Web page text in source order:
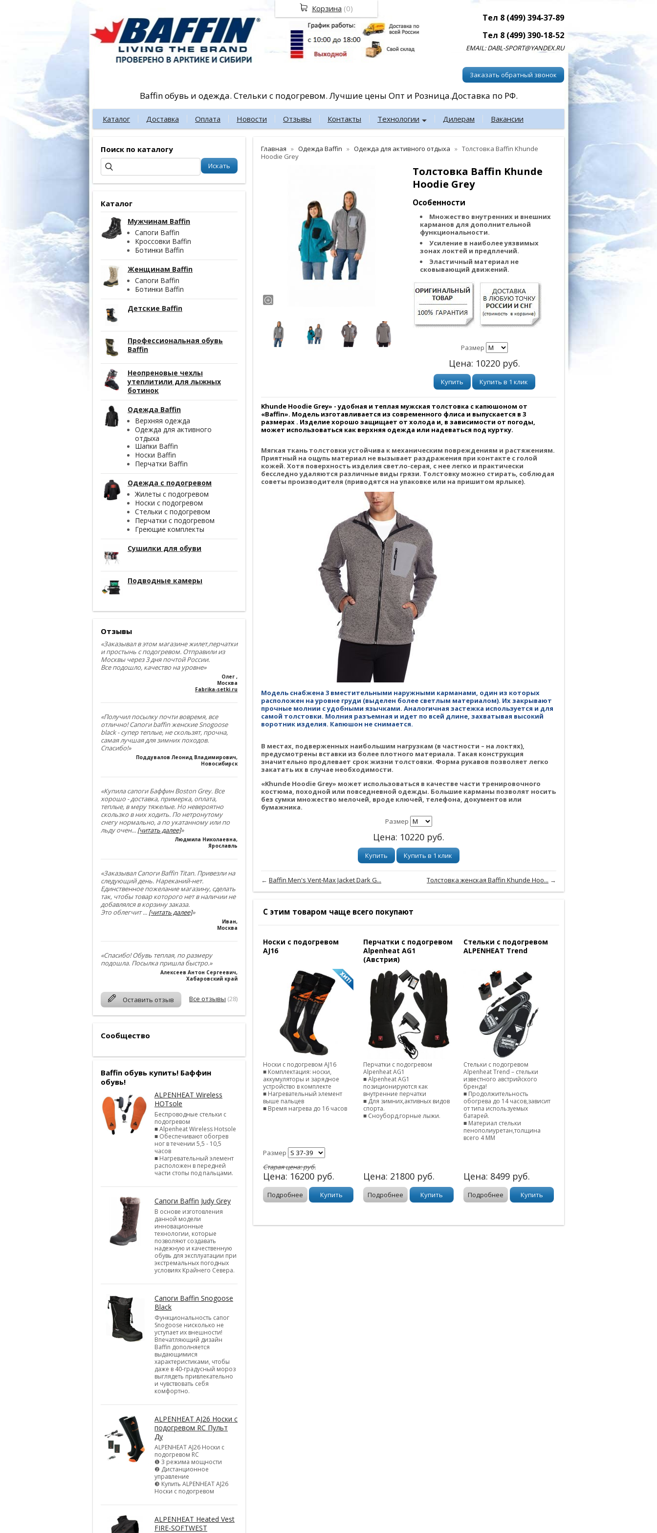
Тел 8 (499) 394-37-89
Тел 8 (499) 390-18-52
EMAIL: DABL-SPORT@YANDEX.RU
Заказать обратный звонок
Baffin обувь и одежда. Стельки с подогревом. Лучшие цены Опт и Розница.Доставка по РФ.
Каталог Доставка Оплата Новости Отзывы Контакты Технологии Дилерам Вакансии
Поиск по каталогу
Каталог
Мужчинам Baffin
Сапоги Baffin
Кроссовки Baffin
Ботинки Baffin
Женщинам Baffin
Сапоги Baffin
Ботинки Baffin
Детские Baffin
Профессиональная обувь
Baffin
Неопреновые чехлы
утеплитили для лыжных
ботинок
Одежда Baffin
Верхняя одежда
Одежда для активного
отдыха
Шапки Baffin
Носки Baffin
Перчатки Baffin
Одежда с подогревом
Жилеты с подогревом
Носки с подогревом
Стельки с подогревом
Перчатки с подогревом
Греющие комплекты
Сушилки для обуви
Подводные камеры
Отзывы
«Заказывал в этом магазине жилет,перчатки
и простынь с подогревом. Отправили из
Москвы через 3 дня почтой России.
Все подошло, качество на уровне»
Олег ,
Москва
Fabrika-setki.ru
«Получил посылку почти вовремя, все
отлично! Сапоги baffin женские Snogoose
black - супер теплые, не скользят, прочна,
самая лучшая для зимних походов.
Спасибо!»
Поддувалов Леонид Владимирович,
Новосибирск
«Купила сапоги Баффин Boston Grey. Все
хорошо - доставка, примерка, оплата,
теплые, в меру тяжелые. Но невероятно
скользко в них ходить. По нетронутому
снегу нормально, а по укатанному или по
льду очен... [читать далее]»
Людмила Николаевна,
Ярославль
«Заказывал Сапоги Baffin Titan. Привезли на
следующий день. Нареканий-нет.
Единственное пожелание магазину, сделать
так, чтобы товар которого нет в наличии не
добавлялся в корзину заказа.
Это облегчит... [читать далее]»
Иван,
Москва
«Спасибо! Обувь теплая, по размеру
подошла. Посылка пришла быстро.»
Алексеев Антон Сергеевич,
Хабаровский край
Оставить отзыв Все отзывы (28)
Сообщество
Baffin обувь купить! Баффин
обувь!
ALPENHEAT Wireless
HOTsole
Беспроводные стельки с
подогревом
■ Alpenheat Wireless Hotsole
■ Обеспечивают обогрев
ног в течении 5,5 - 10,5
часов
■ Нагревательный элемент
расположен в передней
части стопы под пальцами.
Сапоги Baffin Judy Grey
В основе изготовления
данной модели
инновационные
технологии, которые
позволяют создавать
надежную и качественную
обувь для эксплуатации при
экстремальных погодных
условиях Крайнего Севера.
Сапоги Baffin Snogoose
Black
Функциональность сапог
Snogoose нисколько не
уступает их внешности!
Впечатляющий дизайн
Baffin дополняется
выдающимися
характеристиками, чтобы
даже в 40-градусный мороз
выглядеть привлекательно
и чувствовать себя
комфортно.
ALPENHEAT AJ26 Носки с
подогревом RC Пульт
Ду
ALPENHEAT AJ26 Носки с
подогревом RC
❶ 3 режима мощности
❷ Дистанционное
управление
❸ Купить ALPENHEAT AJ26
Носки с подогревом
ALPENHEAT Heated Vest
FIRE-SOFTWEST
Главная Одежда Baffin Одежда для активного отдыха
Толстовка Baffin Khunde
Hoodie Grey
Толстовка Baffin Khunde
Hoodie Grey
Особенности
Множество внутренних и внешних
карманов для дополнительной
функциональности.
Усиление в наиболее уязвимых
зонах локтей и предплечий.
Эластичный материал не
сковывающий движений.
Размер
Цена: 10220 руб.
Купить Купить в 1 клик
Khunde Hoodie Grey» - удобная и теплая мужская толстовка с капюшоном от
«Baffin». Модель изготавливается из современного флиса и выпускается в 3
размерах . Изделие хорошо защищает от холода и, в зависимости от погоды,
может использоваться как верхняя одежда или надеваться под куртку.
Мягкая ткань толстовки устойчива к механическим повреждениям и растяжениям.
Приятный на ощупь материал не вызывает раздражения при контакте с голой
кожей. Хотя поверхность изделия светло-серая, с нее легко и практически
бесследно удаляются различные виды грязи. Толстовку можно стирать, соблюдая
советы производителя (приводятся на упаковке или на пришитом ярлыке).
Модель снабжена 3 вместительными наружными карманами, один из которых
расположен на уровне груди (выделен более светлым материалом). Их закрывают
прочные молнии с удобными язычками. Аналогичная застежка используется и для
самой толстовки. Молния разъемная и идет по всей длине, захватывая высокий
воротник изделия. Капюшон не снимается.
В местах, подверженных наибольшим нагрузкам (в частности – на локтях),
предусмотрены вставки из более плотного материала. Такая конструкция
значительно продлевает срок жизни толстовки. Форма рукавов позволяет легко
закатать их в случае необходимости.
«Khunde Hoodie Grey» может использоваться в качестве части тренировочного
костюма, походной или повседневной одежды. Большие карманы позволят носить
без сумки множество мелочей, вроде ключей, телефона, документов или
бумажника.
Размер
Цена: 10220 руб.
Купить Купить в 1 клик
← Baffin Men's Vent-Max Jacket Dark G... Толстовка женская Baffin Khunde Hoo... →
С этим товаром чаще всего покупают
Носки с подогревом
AJ16
Носки с подогревом AJ16
■ Комплектация: носки,
аккумуляторы и зарядное
устройство в комплекте
■ Нагревательный элемент
выше пальцев
■ Время нагрева до 16 часов
Размер
Старая цена:руб.
Цена: 16200 руб.
Подробнее Купить
Перчатки с подогревом
Alpenheat AG1
(Австрия)
Перчатки с подогревом
Alpenheat AG1
■ Alpenheat AG1
позиционируются как
внутренние перчатки
■ Для зимних,активных видов
спорта.
■ Сноуборд,горные лыжи.
Цена: 21800 руб.
Подробнее Купить
Стельки с подогревом
ALPENHEAT Trend
Стельки с подогревом
Alpenheat Trend – стельки
известного австрийского
бренда!
■ Продолжительность
обогрева до 14 часов,зависит
от типа используемых
батарей.
■ Материал стельки
пенополиуретан,толщина
всего 4 ММ
Цена: 8499 руб.
Подробнее Купить
Корзина (0)